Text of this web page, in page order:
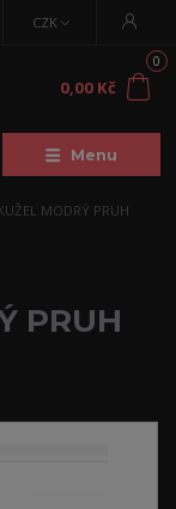
Menu
CZK
0
0,00 Kč
MODRÝ PRUH
PRUH